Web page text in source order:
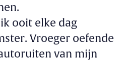
ooit elke dag
Vroeger oefende
van mijn